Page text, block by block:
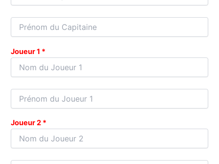
Joueur 1 *
Joueur 2 *